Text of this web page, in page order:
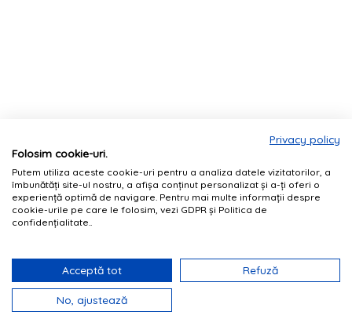
Privacy policy
Folosim cookie-uri.
Putem utiliza aceste cookie-uri pentru a analiza datele vizitatorilor, a
îmbunătăți site-ul nostru, a afișa conținut personalizat și a-ți oferi o
experiență optimă de navigare. Pentru mai multe informații despre
cookie-urile pe care le folosim, vezi GDPR și Politica de
confidențialitate..
Acceptă tot Refuză
No, ajustează